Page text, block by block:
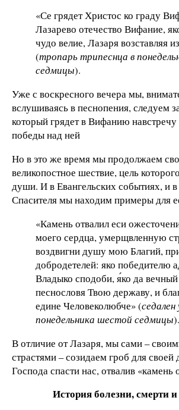
«Се грядет Христос ко граду
Лазарево отечество Вифание,
чудо велие, Лазаря возставляя
(тропарь трипеснца в
седмицы).
Уже с воскресного вечера мы,
вслушиваясь в песнопения, следуем
который грядет в Вифанию
победы над ней
Но в это же время мы продолжаем
великопостное шествие, цель
души. И в Евангельских событиях, и
Спасителя мы находим примеры для
«Камень отвалил еси
моего сердца, умерщвленную
воздвигни душу мою Благий,
добродетелей: яко победителю
Владыко сподоби, я́ко да
песнословя Твою державу, и
едине Человеколюбче» (
понедельника шестой седмицы).
В отличие от Лазаря, мы сами –
страстями – созидаем гроб для
Господа спасти нас, отвалив «камень
История болезни, смерти